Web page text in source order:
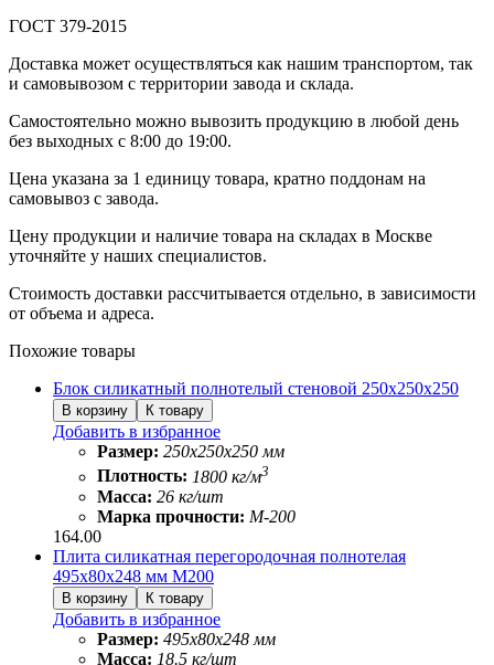
ГОСТ 379-2015
Доставка может осуществляться как нашим транспортом, так
и самовывозом с территории завода и склада.
Самостоятельно можно вывозить продукцию в любой день
без выходных с 8:00 до 19:00.
Цена указана за 1 единицу товара, кратно поддонам на
самовывоз с завода.
Цену продукции и наличие товара на складах в Москве
уточняйте у наших специалистов.
Стоимость доставки рассчитывается отдельно, в зависимости
от объема и адреса.
Похожие товары
Блок силикатный полнотелый стеновой 250х250х250
Добавить в избранное
Размер: 250х250х250 мм
Плотность: 1800 кг/м3
Масса: 26 кг/шт
Марка прочности: М-200
164.00
Плита силикатная перегородочная полнотелая
495х80х248 мм М200
Добавить в избранное
Размер: 495х80х248 мм
Масса: 18.5 кг/шт